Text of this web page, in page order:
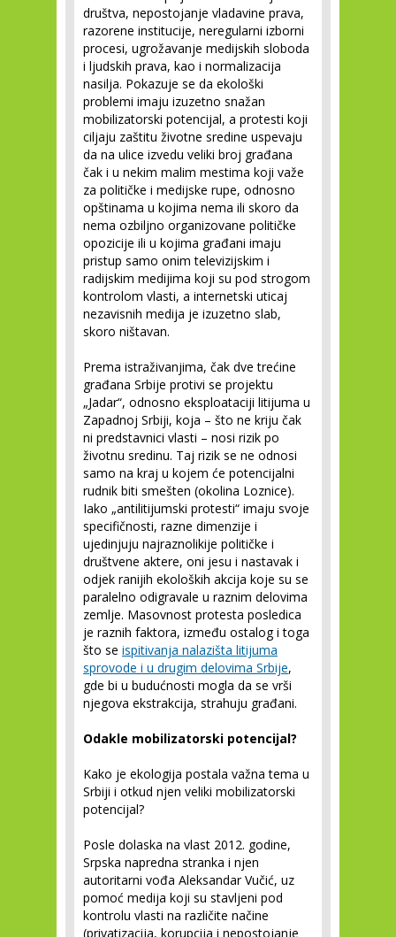
društva, nepostojanje vladavine prava,
razorene institucije, neregularni izborni
procesi, ugrožavanje medijskih sloboda
i ljudskih prava, kao i normalizacija
nasilja. Pokazuje se da ekološki
problemi imaju izuzetno snažan
mobilizatorski potencijal, a protesti koji
ciljaju zaštitu životne sredine uspevaju
da na ulice izvedu veliki broj građana
čak i u nekim malim mestima koji važe
za političke i medijske rupe, odnosno
opštinama u kojima nema ili skoro da
nema ozbiljno organizovane političke
opozicije ili u kojima građani imaju
pristup samo onim televizijskim i
radijskim medijima koji su pod strogom
kontrolom vlasti, a internetski uticaj
nezavisnih medija je izuzetno slab,
skoro ništavan.
Prema istraživanjima, čak dve trećine
građana Srbije protivi se projektu
„Jadar“, odnosno eksploataciji litijuma u
Zapadnoj Srbiji, koja – što ne kriju čak
ni predstavnici vlasti – nosi rizik po
životnu sredinu. Taj rizik se ne odnosi
samo na kraj u kojem će potencijalni
rudnik biti smešten (okolina Loznice).
Iako „antilitijumski protesti“ imaju svoje
specifičnosti, razne dimenzije i
ujedinjuju najraznolikije političke i
društvene aktere, oni jesu i nastavak i
odjek ranijih ekoloških akcija koje su se
paralelno odigravale u raznim delovima
zemlje. Masovnost protesta posledica
je raznih faktora, između ostalog i toga
što se ispitivanja nalazišta litijuma
sprovode i u drugim delovima Srbije,
gde bi u budućnosti mogla da se vrši
njegova ekstrakcija, strahuju građani.
Odakle mobilizatorski potencijal?
Kako je ekologija postala važna tema u
Srbiji i otkud njen veliki mobilizatorski
potencijal?
Posle dolaska na vlast 2012. godine,
Srpska napredna stranka i njen
autoritarni vođa Aleksandar Vučić, uz
pomoć medija koji su stavljeni pod
kontrolu vlasti na različite načine
(privatizacija, korupcija i nepostojanje